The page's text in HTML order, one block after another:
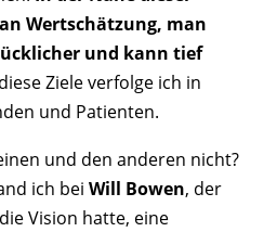
Wertschätzung, man
und kann tief
Ziele verfolge ich in
und Patienten.
und den anderen nicht?
ich bei Will Bowen, der
Vision hatte, eine